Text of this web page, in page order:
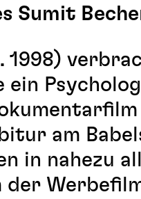
Sumit
1998)
ein
am
in nahezu